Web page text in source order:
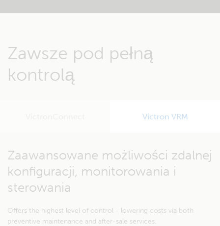
Inteligentne zabezpieczenie przed
Port komunikacyjny umożliwiający
integrację urządzeń i odczyt danych
Modele SmartSolar współdziałają z
aplikacją VictronConnect upraszczając
Zawsze pod pełną
kontrolą
Victron VRM
Zaawansowane możliwości zdalnej
konfiguracji, monitorowania i
sterowania
Offers the highest level of control - lowering costs via both
preventive maintenance and after-sale services.